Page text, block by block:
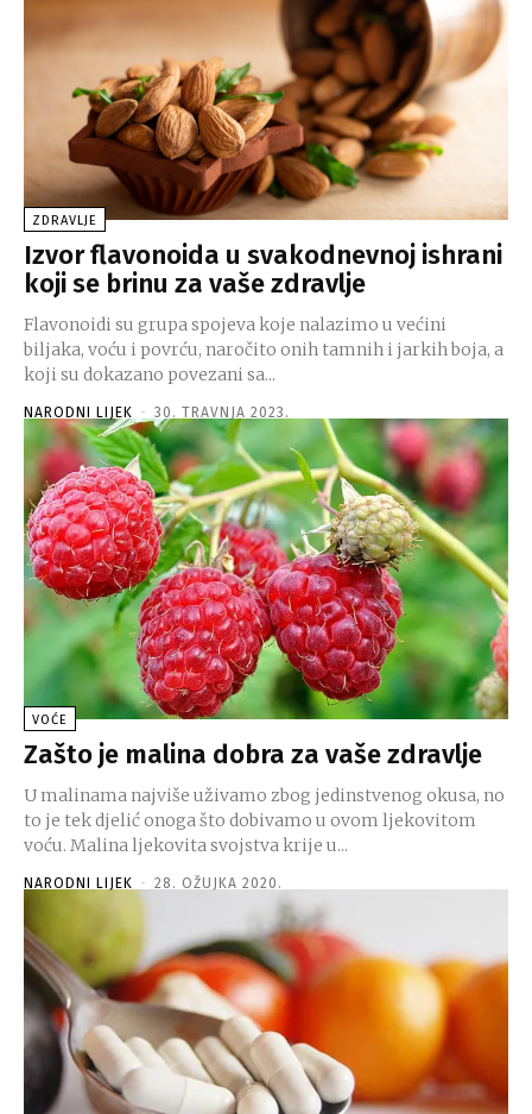
ZDRAVLJE
Izvor flavonoida u svakodnevnoj ishrani
koji se brinu za vaše zdravlje
Flavonoidi su grupa spojeva koje nalazimo u većini
biljaka, voću i povrću, naročito onih tamnih i jarkih boja, a
koji su dokazano povezani sa...
NARODNI LIJEK - 30. TRAVNJA 2023.
VOĆE
Zašto je malina dobra za vaše zdravlje
U malinama najviše uživamo zbog jedinstvenog okusa, no
to je tek djelić onoga što dobivamo u ovom ljekovitom
voću. Malina ljekovita svojstva krije u...
NARODNI LIJEK - 28. OŽUJKA 2020.